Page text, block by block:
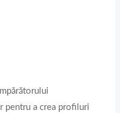
pentru a crea profiluri